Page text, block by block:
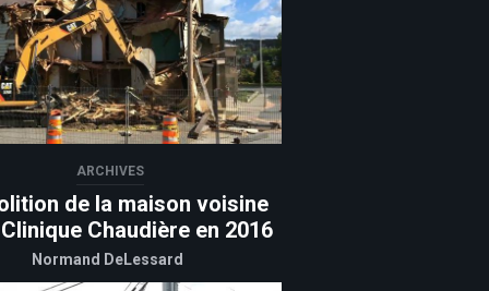
ARCHIVES
de la maison voisine
Chaudière en 2016
Normand DeLessard